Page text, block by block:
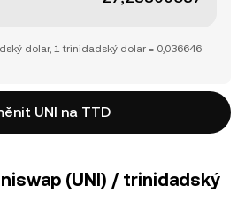
dolar, 1 trinidadský dolar = 0,036646
UNI na TTD
(UNI) / trinidadský